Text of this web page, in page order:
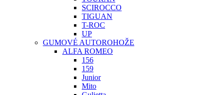
SCIROCCO
TIGUAN
T-ROC
UP
GUMOVÉ AUTOROHOŽE
ALFA ROMEO
156
159
Junior
Mito